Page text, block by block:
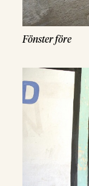
Fönster före